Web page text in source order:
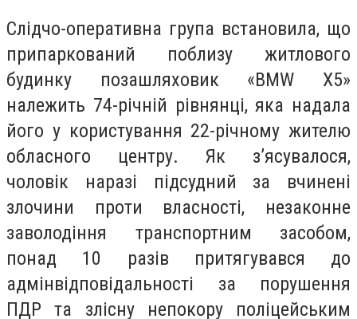
Слідчо-оперативна група встановила, що
припаркований поблизу житлового
будинку позашляховик «BMW Х5»
належить 74-річній рівнянці, яка надала
його у користування 22-річному жителю
обласного центру. Як з’ясувалося,
чоловік наразі підсудний за вчинені
злочини проти власності, незаконне
заволодіння транспортним засобом,
понад 10 разів притягувався до
адмінвідповідальності за порушення
ПДР та злісну непокору поліцейським